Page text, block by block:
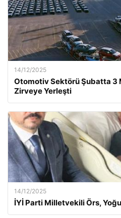
14/12/2025
Otomotiv Sektörü Şubatta 3
Zirveye Yerleşti
14/12/2025
İYİ Parti Milletvekili Örs,